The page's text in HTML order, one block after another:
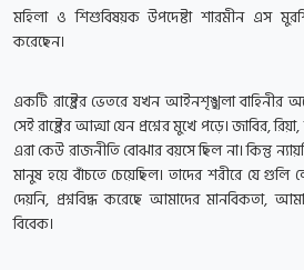
মহিলা ও শিশুবিষয়ক উপদেষ্টা শারমীন এস
করেছেন।
একটি রাষ্ট্রের ভেতরে যখন আইনশৃঙ্খলা বাহিনীর
সেই রাষ্ট্রের আত্মা যেন প্রশ্নের মুখে পড়ে। জাবির,
এরা কেউ রাজনীতি বোঝার বয়সে ছিল না। কিন্তু
মানুষ হয়ে বাঁচতে চেয়েছিল। তাদের শরীরে যে
দেয়নি, প্রশ্নবিদ্ধ করেছে আমাদের মানবিকতা,
বিবেক।